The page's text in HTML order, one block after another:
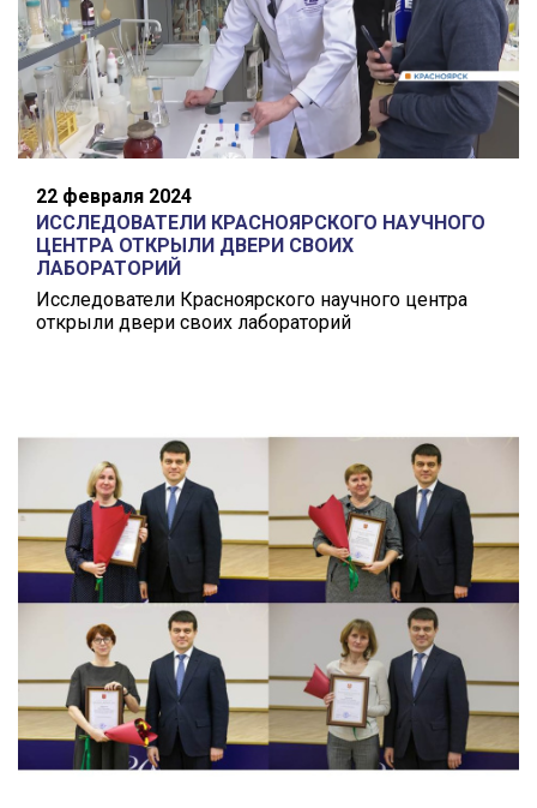
22 февраля 2024
ИССЛЕДОВАТЕЛИ КРАСНОЯРСКОГО НАУЧНОГО
ЦЕНТРА ОТКРЫЛИ ДВЕРИ СВОИХ
ЛАБОРАТОРИЙ
Исследователи Красноярского научного центра
открыли двери своих лабораторий